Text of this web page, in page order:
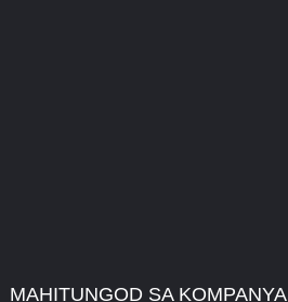
MAHITUNGOD SA KOMPANYA